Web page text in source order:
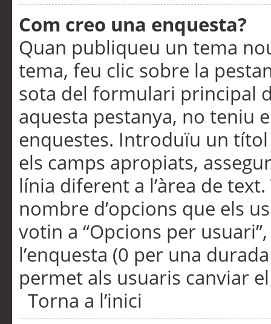
Com creo una enquesta?
Quan publiqueu un tema
tema, feu clic sobre la
sota del formulari principal
aquesta pestanya, no teniu
enquestes. Introduïu un
els camps apropiats,
línia diferent a l’àrea de
nombre d’opcions que els
votin a “Opcions per
l’enquesta (0 per una
permet als usuaris canviar
Torna a l’inici